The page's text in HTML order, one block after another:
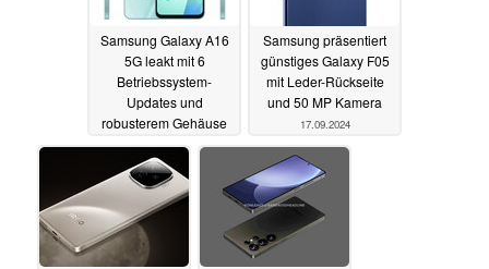
Samsung Galaxy A16
5G leakt mit 6
Betriebssystem-
Updates und
robusterem Gehäuse
17.09.2024
Samsung präsentiert
günstiges Galaxy F05
mit Leder-Rückseite
und 50 MP Kamera
17.09.2024